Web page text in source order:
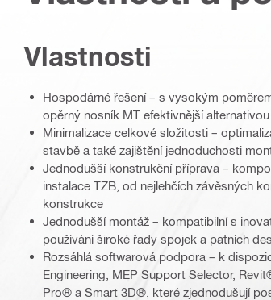
Vlastnosti
Hospodárné řešení – s vysokým
opěrný nosník MT efektivnější
Minimalizace celkové složitosti –
stavbě a také zajištění jednoduchosti
Jednodušší konstrukční příprava –
instalace TZB, od nejlehčích závěsných
konstrukce
Jednodušší montáž – kompatibilní s
používání široké řady spojek a patních
Rozsáhlá softwarová podpora – k
Engineering, MEP Support Selector,
Pro® a Smart 3D®, které zjednodušují